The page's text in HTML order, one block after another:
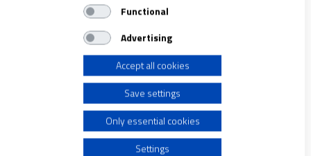
la vida tan veloz que llevamos, no nos deja ver la
importancia de estos sencillos actos de amor y
estamos tan agobiados por nuestros problemas,
que muchos de nosotros no tenemos ‘tiempo’ para
mirar a nuestro prójimo.
Las buenas acciones: semillas del Reino
IAB processing purposes:
Use limited data to select advertising
Create profiles for personalised advertising
Use profiles to select personalised advertising
Functional
Advertising
Accept all cookies
Save settings
Only essential cookies
Settings